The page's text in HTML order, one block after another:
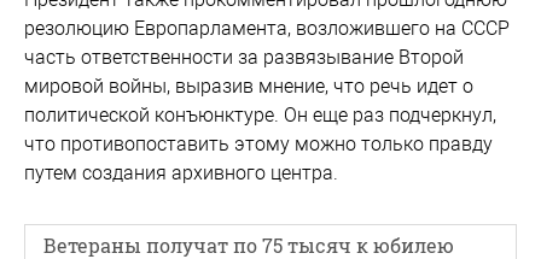
резолюцию Европарламента, возложившего на СССР
часть ответственности за развязывание Второй
мировой войны, выразив мнение, что речь идет о
политической конъюнктуре. Он еще раз подчеркнул,
что противопоставить этому можно только правду
путем создания архивного центра.
Ветераны получат по 75 тысяч к юбилею